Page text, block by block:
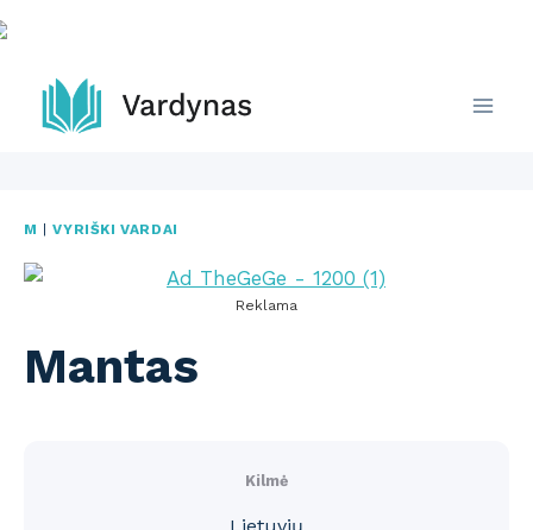
Skip
to
content
M |VYRIŠKI VARDAI
Reklama
Mantas
Kilmė
Lietuvių